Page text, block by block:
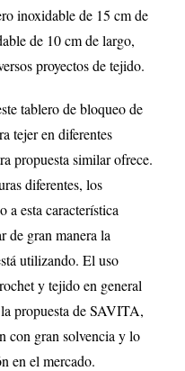
inoxidable de 15 cm de
de 10 cm de largo,
proyectos de tejido.
tablero de bloqueo de
tejer en diferentes
propuesta similar ofrece.
diferentes, los
a esta característica
de gran manera la
utilizando. El uso
y tejido en general
propuesta de SAVITA,
con gran solvencia y lo
en el mercado.